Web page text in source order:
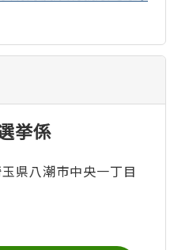
挙係
県八潮市中央一丁目